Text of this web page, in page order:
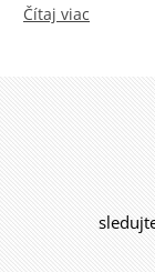
Čítaj viac